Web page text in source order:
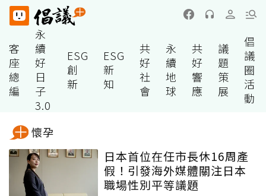
客
座
總
編
永
續
好
日
子
3.0
ESG
創
新
ESG
新
知
共
好
社
會
永
續
地
球
共
好
響
應
議
題
策
展
倡
議
圈
活
動
懷孕
日本首位在任市長休16周產
假！引發海外媒體關注日本
職場性別平等議題